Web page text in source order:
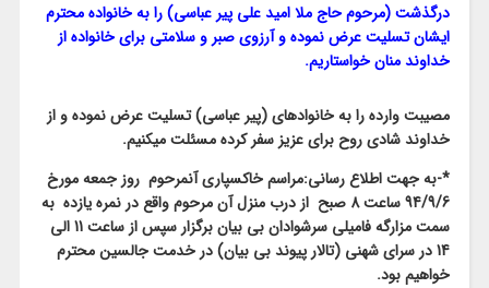
درگذشت (مرحوم حاج ملا امید علی پیر عباسی) را به خانواده محترم
ایشان تسلیت عرض نموده و آرزوی صبر و سلامتی برای خانواده از
خداوند منان خواستاریم.
مصیبت وارده را به خانوادهای (پیر عباسی) تسلیت عرض نموده و از
خداوند شادی روح برای عزیز سفر کرده مسئلت میکنیم.
*-به جهت اطلاع رسانی:مراسم خاکسپاری آنمرحوم روز جمعه مورخ
94/9/6 ساعت 8 صبح از درب منزل آن مرحوم واقع در نمره یازده به
سمت مزارگه فامیلی سرشوادان بی بیان برگزار سپس از ساعت 11 الی
14 در سرای شهنی (تالار پیوند بی بیان) در خدمت جالسین محترم
خواهیم بود.